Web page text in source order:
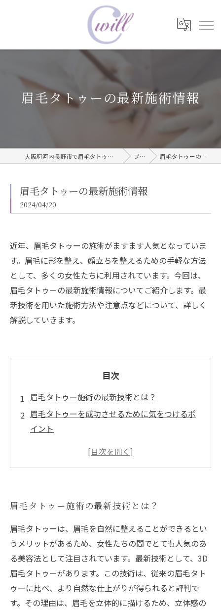
眉毛タトゥーの最新施術情報
大阪府河内長野市で眉毛タトゥーならwill care サロン ブログ 眉毛タトゥーの最新施術情報
眉毛タトゥーの最新施術情報
2024/04/20
近年、眉毛タトゥーの施術がますます人気となっていま
す。眉毛に形を整え、顔立ちを整えるための手軽な方法
として、多くの女性たちに利用されています。今回は、
眉毛タトゥーの最新施術情報についてご紹介します。最
新技術を用いた施術方法や注意点などについて、詳しく
解説していきます。
目次
眉毛タトゥー施術の最新技術とは？
眉毛タトゥーを成功させるために気をつけるポ
イント
眉毛タトゥー後のアフターケア方法とは？
眉毛タトゥー施術の最新技術とは？
眉毛タトゥーは、眉毛を自然に整えることができるとい
うメリットがあるため、女性たちの間でとても人気のあ
る美容法として注目されています。最新技術として、3D
眉毛タトゥーがあります。この技術は、従来の眉毛タト
ゥーに比べ、より自然な仕上がりが得られると評判で
す。その理由は、眉毛を立体的に描けるため、立体感の